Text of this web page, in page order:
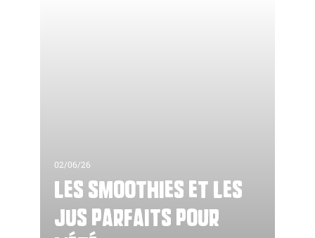
02/06/26
Les smoothies et les
jus parfaits pour